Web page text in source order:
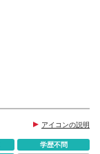
アイコンの説明
学歴不問